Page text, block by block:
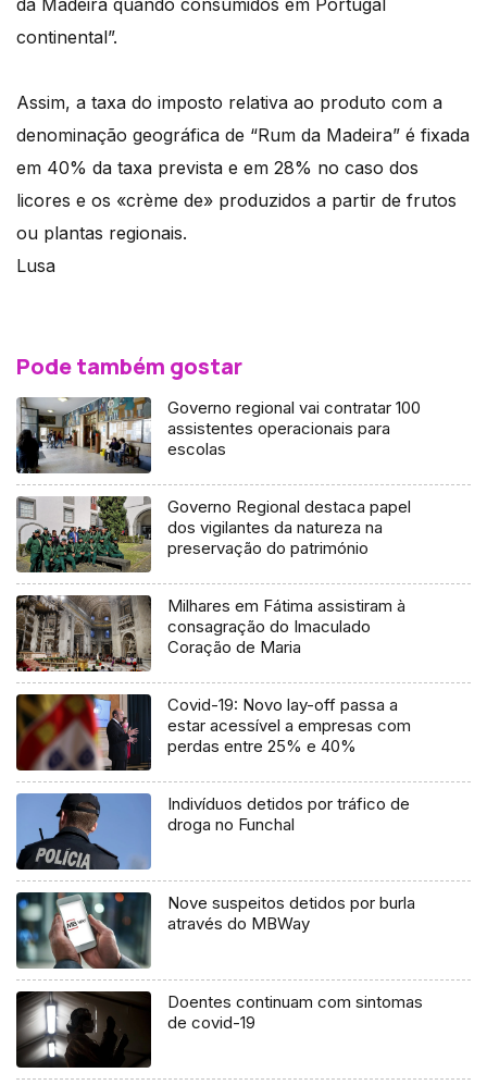
da Madeira quando consumidos em Portugal
continental”.
Assim, a taxa do imposto relativa ao produto com a
denominação geográfica de “Rum da Madeira” é fixada
em 40% da taxa prevista e em 28% no caso dos
licores e os «crème de» produzidos a partir de frutos
ou plantas regionais.
Lusa
Pode também gostar
Governo regional vai contratar 100
assistentes operacionais para
escolas
Governo Regional destaca papel
dos vigilantes da natureza na
preservação do património
Milhares em Fátima assistiram à
consagração do Imaculado
Coração de Maria
Covid-19: Novo lay-off passa a
estar acessível a empresas com
perdas entre 25% e 40%
Indivíduos detidos por tráfico de
droga no Funchal
Nove suspeitos detidos por burla
através do MBWay
Doentes continuam com sintomas
de covid-19